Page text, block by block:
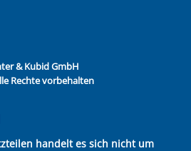
& Kubid GmbH
Rechte vorbehalten
handelt es sich nicht um